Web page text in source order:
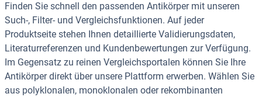
Finden Sie schnell den passenden Antikörper mit unseren
Such-, Filter- und Vergleichsfunktionen. Auf jeder
Produktseite stehen Ihnen detaillierte Validierungsdaten,
Literaturreferenzen und Kundenbewertungen zur Verfügung.
Im Gegensatz zu reinen Vergleichsportalen können Sie Ihre
Antikörper direkt über unsere Plattform erwerben. Wählen Sie
aus polyklonalen, monoklonalen oder rekombinanten